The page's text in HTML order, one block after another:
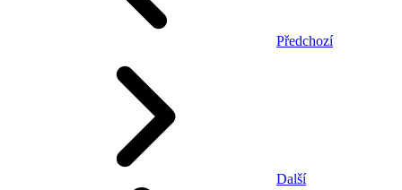
Předchozí
Další